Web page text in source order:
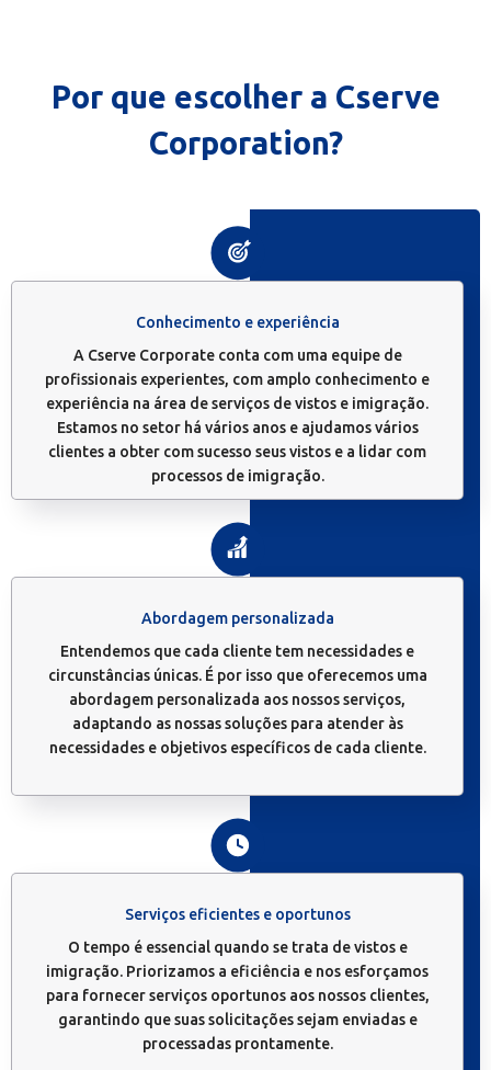
Por que escolher a Cserve
Corporation?
Conhecimento e experiência
A Cserve Corporate conta com uma equipe de
profissionais experientes, com amplo conhecimento e
experiência na área de serviços de vistos e imigração.
Estamos no setor há vários anos e ajudamos vários
clientes a obter com sucesso seus vistos e a lidar com
processos de imigração.
Abordagem personalizada
Entendemos que cada cliente tem necessidades e
circunstâncias únicas. É por isso que oferecemos uma
abordagem personalizada aos nossos serviços,
adaptando as nossas soluções para atender às
necessidades e objetivos específicos de cada cliente.
Serviços eficientes e oportunos
O tempo é essencial quando se trata de vistos e
imigração. Priorizamos a eficiência e nos esforçamos
para fornecer serviços oportunos aos nossos clientes,
garantindo que suas solicitações sejam enviadas e
processadas prontamente.